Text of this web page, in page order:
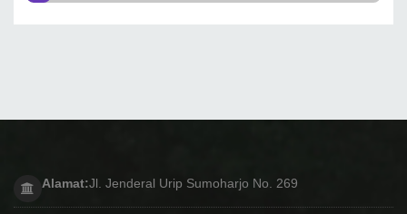
Alamat:Jl. Jenderal Urip Sumoharjo No. 269